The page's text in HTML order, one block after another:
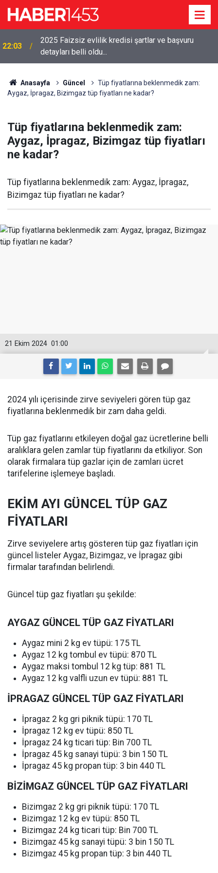
22:03
2025 Faizsiz evlilik kredisi şartlar ve başvuru
detayları belli oldu...
Anasayfa Güncel
Tüp fiyatlarına beklenmedik zam:
Aygaz, İpragaz, Bizimgaz tüp fiyatları ne kadar?
Tüp fiyatlarına beklenmedik zam:
Aygaz, İpragaz, Bizimgaz tüp fiyatları
ne kadar?
Tüp fiyatlarına beklenmedik zam: Aygaz, İpragaz,
Bizimgaz tüp fiyatları ne kadar?
01:00
21 Ekim 2024
2024 yılı içerisinde zirve seviyeleri gören tüp gaz
fiyatlarına beklenmedik bir zam daha geldi.
Tüp gaz fiyatlarını etkileyen doğal gaz ücretlerine belli
aralıklara gelen zamlar tüp fiyatlarını da etkiliyor. Son
olarak firmalara tüp gazlar için de zamları ücret
tarifelerine işlemeye başladı.
EKİM AYI GÜNCEL TÜP GAZ
FİYATLARI
Zirve seviyelere artış gösteren tüp gaz fiyatları için
güncel listeler Aygaz, Bizimgaz, ve İpragaz gibi
firmalar tarafından belirlendi.
Güncel tüp gaz fiyatları şu şekilde:
AYGAZ GÜNCEL TÜP GAZ FİYATLARI
Aygaz mini 2 kg ev tüpü: 175 TL
Aygaz 12 kg tombul ev tüpü: 870 TL
Aygaz maksi tombul 12 kg tüp: 881 TL
Aygaz 12 kg valfli uzun ev tüpü: 881 TL
İPRAGAZ GÜNCEL TÜP GAZ FİYATLARI
İpragaz 2 kg gri piknik tüpü: 170 TL
İpragaz 12 kg ev tüpü: 850 TL
İpragaz 24 kg ticari tüp: Bin 700 TL
İpragaz 45 kg sanayi tüpü: 3 bin 150 TL
İpragaz 45 kg propan tüp: 3 bin 440 TL
BİZİMGAZ GÜNCEL TÜP GAZ FİYATLARI
Bizimgaz 2 kg gri piknik tüpü: 170 TL
Bizimgaz 12 kg ev tüpü: 850 TL
Bizimgaz 24 kg ticari tüp: Bin 700 TL
Bizimgaz 45 kg sanayi tüpü: 3 bin 150 TL
Bizimgaz 45 kg propan tüp: 3 bin 440 TL